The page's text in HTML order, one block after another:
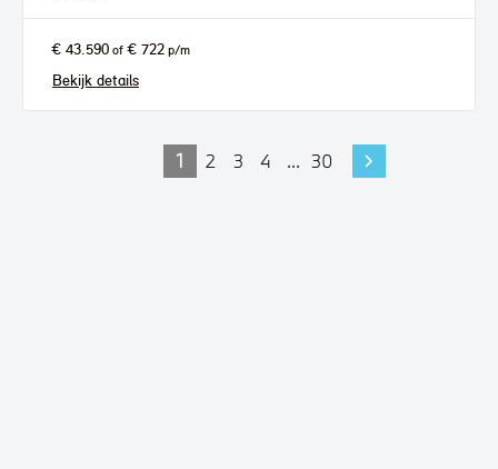
€ 43.590 of € 722 p/m
Bekijk details
1 2 3 4 ... 30